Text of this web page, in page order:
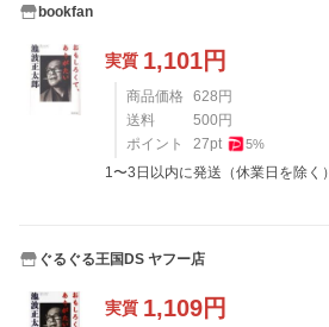
bookfan
実質 1,101円
商品価格 628 円
送料
500 円
ポイント
27pt 5%
1〜3日以内に発送（休業日を除く）
ぐるぐる王国DS ヤフー店
実質 1,109円